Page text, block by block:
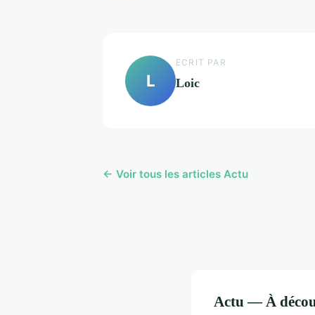
L
ECRIT PAR
Loic
← Voir tous les articles Actu
Actu — À